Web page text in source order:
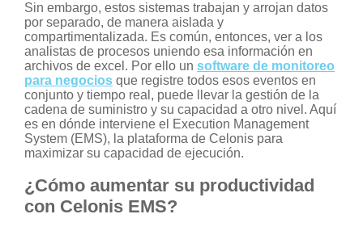
Sin embargo, estos sistemas trabajan y arrojan datos
por separado, de manera aislada y
compartimentalizada. Es común, entonces, ver a los
analistas de procesos uniendo esa información en
archivos de excel. Por ello unsoftware de monitoreo
para negocios que registre todos esos eventos en
conjunto y tiempo real, puede llevar la gestión de la
cadena de suministro y su capacidad a otro nivel. Aquí
es en dónde interviene el Execution Management
System (EMS), la plataforma de Celonis para
maximizar su capacidad de ejecución.
¿Cómo aumentar su productividad
con Celonis EMS?